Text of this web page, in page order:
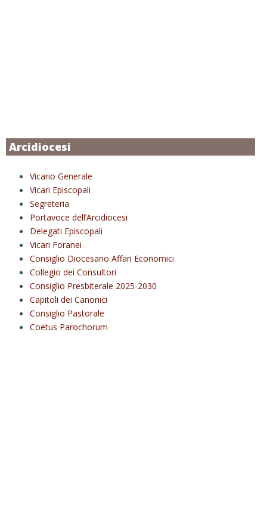
Arcidiocesi
Vicario Generale
Vicari Episcopali
Segreteria
Portavoce dell’Arcidiocesi
Delegati Episcopali
Vicari Foranei
Consiglio Diocesano Affari Economici
Collegio dei Consultori
Consiglio Presbiterale 2025-2030
Capitoli dei Canonici
Consiglio Pastorale
Coetus Parochorum